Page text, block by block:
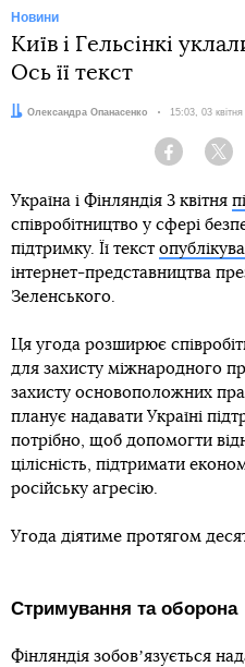
Новини
Київ і Гельсінкі
Ось її текст
Автор:
Олександра Опанасенко Дата:
15:03, 03
Facebook
Україна і Фінляндія 3 квітня
співробітництво у сфері
підтримку. Її текст
інтернет-представництва
Зеленського.
Ця угода розширює
для захисту міжнародного
захисту основоположних
планує надавати Україні
потрібно, щоб допомогти
цілісність, підтримати
російську агресію.
Угода діятиме протягом
Стримування та оборона
Фінляндія зобовʼязується